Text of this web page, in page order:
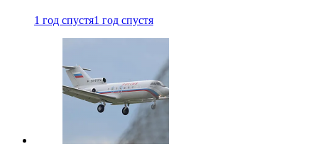
1 год спустя1 год спустя